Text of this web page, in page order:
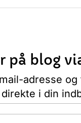
på blog
adresse og
i din